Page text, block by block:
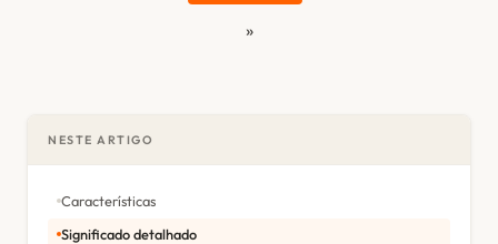
»
NESTE ARTIGO
Características
Significado detalhado